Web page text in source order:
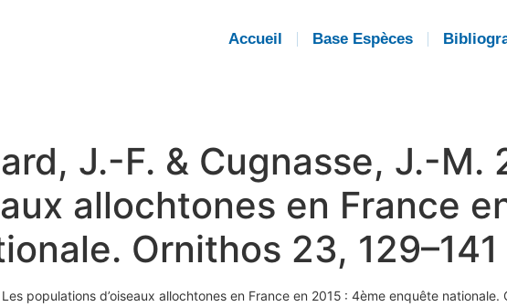
Accueil Base Espèces
J.-F. & Cugnasse, J.-M.
allochtones en France
Ornithos 23,
populations d’oiseaux allochtones en France en 2015 : 4ème enquête nationale.